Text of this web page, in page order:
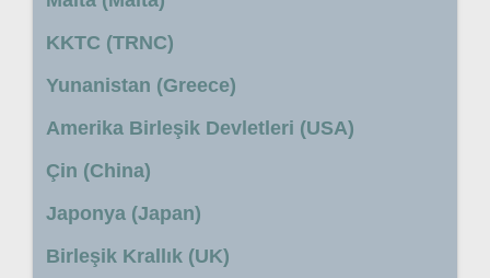
KKTC (TRNC)
Yunanistan (Greece)
Amerika Birleşik Devletleri (USA)
Çin (China)
Japonya (Japan)
Birleşik Krallık (UK)